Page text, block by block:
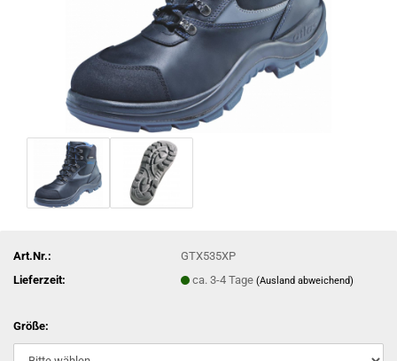
Art.Nr.:
GTX535XP
Lieferzeit:
ca. 3-4 Tage(Ausland abweichend)
Größe: